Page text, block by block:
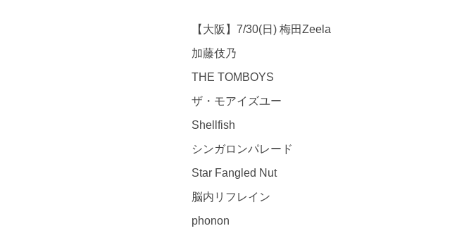
【大阪】7/30(日) 梅田Zeela
加藤伎乃
THE TOMBOYS
ザ・モアイズユー
Shellfish
シンガロンパレード
Star Fangled Nut
脳内リフレイン
phonon